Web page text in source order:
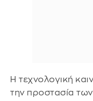
Η τεχνολογική
την προστασία